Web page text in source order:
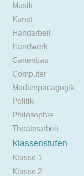
Musik
Kunst
Handarbeit
Handwerk
Gartenbau
Computer
Medienpädagogik
Politik
Philosophie
Theaterarbeit
Klassenstufen
Klasse 1
Klasse 2